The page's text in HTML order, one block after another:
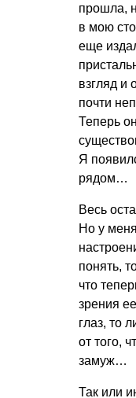
прошла,
в мою
еще
взгляд и
почти
Теперь
Я
рядом…
Весь
Но у
понять,
что
зрения
глаз, то
от того,
замуж…
Так или